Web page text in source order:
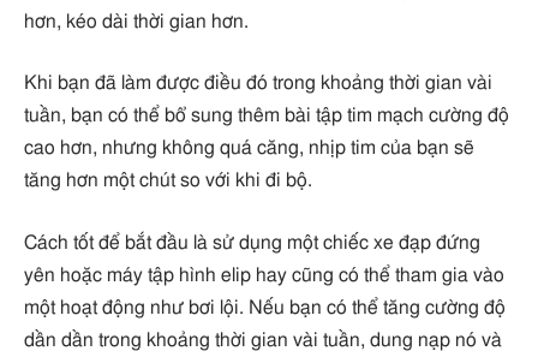
hơn, kéo dài thời gian hơn.
Khi bạn đã làm được điều đó trong khoảng thời gian vài
tuần, bạn có thể bổ sung thêm bài tập tim mạch cường độ
cao hơn, nhưng không quá căng, nhịp tim của bạn sẽ
tăng hơn một chút so với khi đi bộ.
Cách tốt để bắt đầu là sử dụng một chiếc xe đạp đứng
yên hoặc máy tập hình elip hay cũng có thể tham gia vào
một hoạt động như bơi lội. Nếu bạn có thể tăng cường độ
dần dần trong khoảng thời gian vài tuần, dung nạp nó và